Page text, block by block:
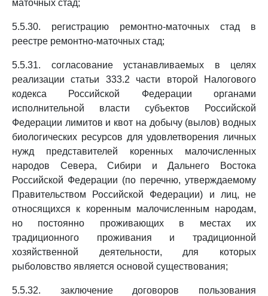
маточных стад;
5.5.30. регистрацию ремонтно-маточных стад в
реестре ремонтно-маточных стад;
5.5.31. согласование устанавливаемых в целях
реализации статьи 333.2 части второй Налогового
кодекса Российской Федерации органами
исполнительной власти субъектов Российской
Федерации лимитов и квот на добычу (вылов) водных
биологических ресурсов для удовлетворения личных
нужд представителей коренных малочисленных
народов Севера, Сибири и Дальнего Востока
Российской Федерации (по перечню, утверждаемому
Правительством Российской Федерации) и лиц, не
относящихся к коренным малочисленным народам,
но постоянно проживающих в местах их
традиционного проживания и традиционной
хозяйственной деятельности, для которых
рыболовство является основой существования;
5.5.32. заключение договоров пользования